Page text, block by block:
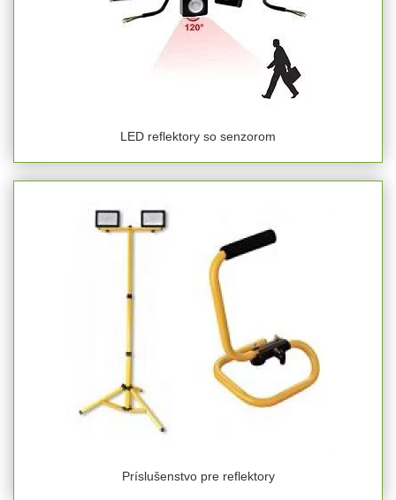
LED reflektory so senzorom
Príslušenstvo pre reflektory